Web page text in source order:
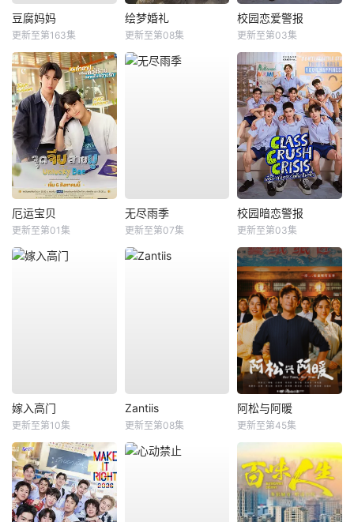
豆腐妈妈
更新至第163集
绘梦婚礼
更新至第08集
校园恋爱警报
更新至第03集
厄运宝贝
更新至第01集
无尽雨季
更新至第07集
校园暗恋警报
更新至第03集
嫁入高门
更新至第10集
Zantiis
更新至第08集
阿松与阿暖
更新至第45集